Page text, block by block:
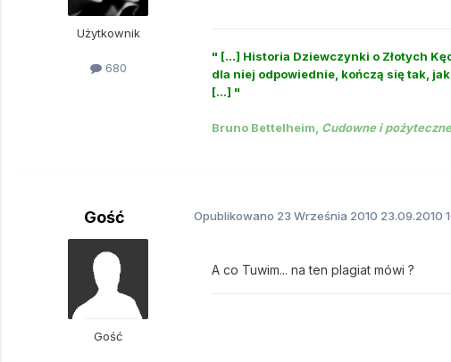
Użytkownik
680
" [...] Historia Dziewczynki o Złotych
dla niej odpowiednie, kończą się tak,
[...] "
Bruno Bettelheim, Cudowne i pożyteczne
Gość
Gość
Opublikowano 23 Września 2010 23.09.2010
A co Tuwim... na ten plagiat mówi ?